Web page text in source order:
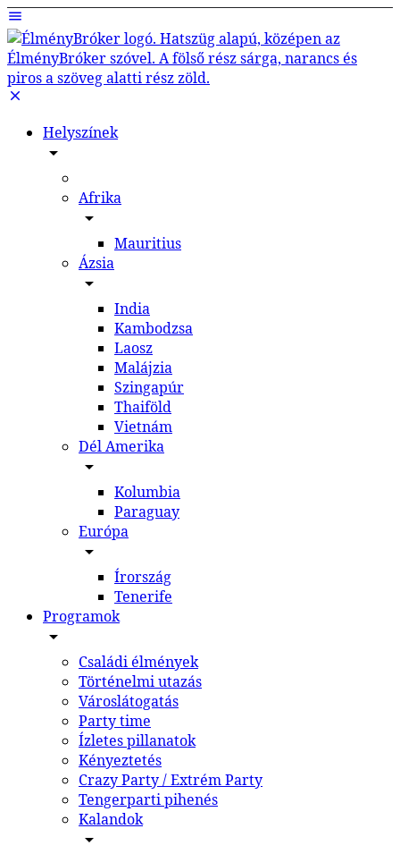
Helyszínek
Afrika
Mauritius
Ázsia
India
Kambodzsa
Laosz
Malájzia
Szingapúr
Thaiföld
Vietnám
Dél Amerika
Kolumbia
Paraguay
Európa
Írország
Tenerife
Programok
Családi élmények
Történelmi utazás
Városlátogatás
Party time
Ízletes pillanatok
Kényeztetés
Crazy Party / Extrém Party
Tengerparti pihenés
Kalandok